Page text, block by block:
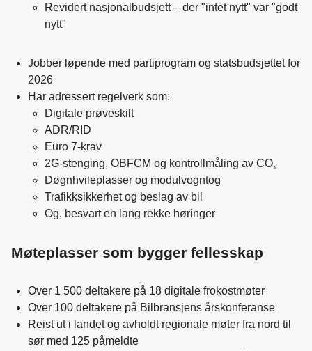
Revidert nasjonalbudsjett – der "intet nytt" var "godt
nytt"
Jobber løpende med partiprogram og statsbudsjettet for
2026
Har adressert regelverk som:
Digitale prøveskilt
ADR/RID
Euro 7-krav
2G-stenging, OBFCM og kontrollmåling av CO₂
Døgnhvileplasser og modulvogntog
Trafikksikkerhet og beslag av bil
Og, besvart en lang rekke høringer
Møteplasser som bygger fellesskap
Over 1 500 deltakere på 18 digitale frokostmøter
Over 100 deltakere på Bilbransjens årskonferanse
Reist ut i landet og avholdt regionale møter fra nord til
sør med 125 påmeldte